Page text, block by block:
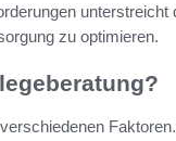
unterstreicht
zu optimieren.